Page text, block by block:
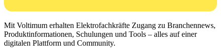
Mit Voltimum erhalten Elektrofachkräfte Zugang zu Branchennews,
Produktinformationen, Schulungen und Tools – alles auf einer
digitalen Plattform und Community.